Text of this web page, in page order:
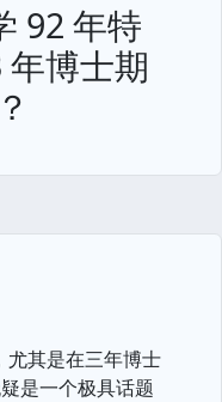
92 年特
博士期
尤其是在三年博士
是一个极具话题